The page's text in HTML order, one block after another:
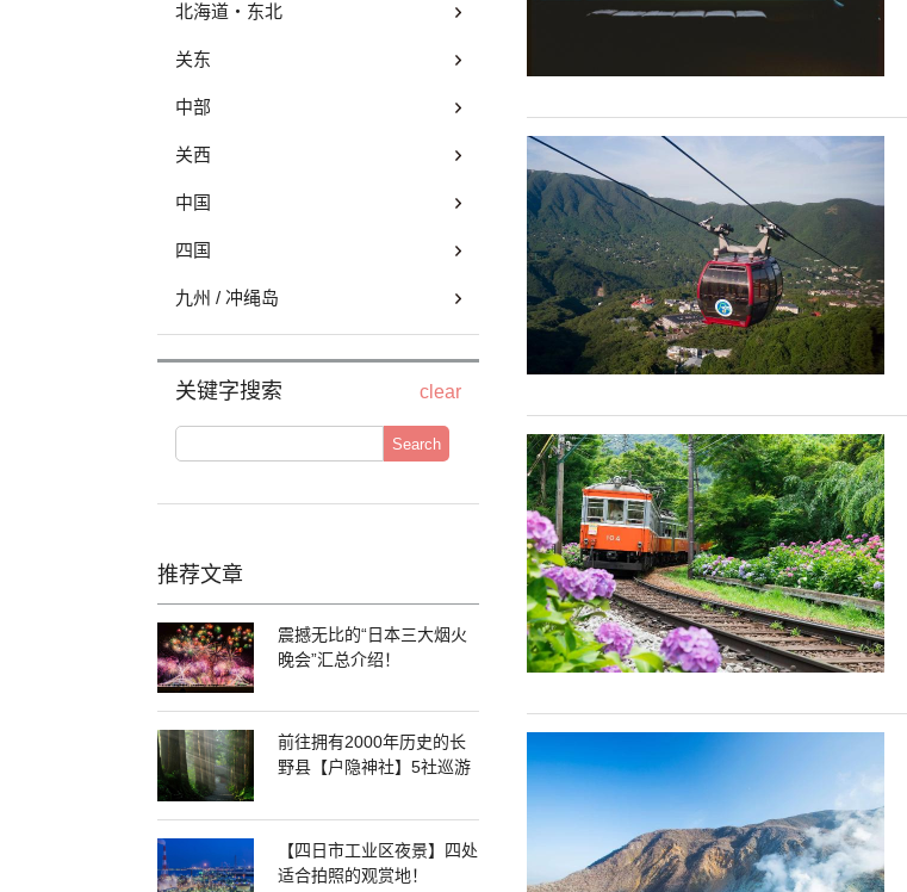
北海道・东北
关东
中部
关西
中国
四国
九州 / 冲绳岛
关键字搜索 clear
Search
推荐文章
震撼无比的“日本三大烟火
晚会”汇总介绍！
前往拥有2000年历史的长
野县【户隐神社】5社巡游
【四日市工业区夜景】四处
适合拍照的观赏地！